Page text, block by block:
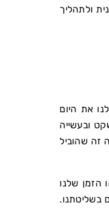
ולתהליך
את היום
ובעשייה
זה שהוביל
הזמן שלנו
בשליטתנו.